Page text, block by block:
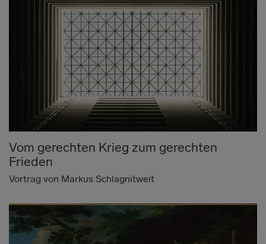
Vom gerechten Krieg zum gerechten
Frieden
Vortrag von Markus Schlagnitweit